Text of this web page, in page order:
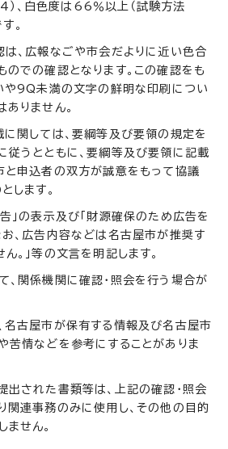
白色度は66％以上（試験方法
。
は、広報なごや市会だよりに近い色合
のでの確認となります。この確認をも
や9Q未満の文字の鮮明な印刷につい
りません。
に関しては、要綱等及び要領の規定を
従うとともに、要綱等及び要領に記載
と申込者の双方が誠意をもって協議
します。
」の表示及び「財源確保のため広告を
お、広告内容などは名古屋市が推奨す
。」等の文言を明記します。
、関係機関に確認・照会を行う場合が
名古屋市が保有する情報及び名古屋市
苦情などを参考にすることがありま
出された書類等は、上記の確認・照会
関連事務のみに使用し、その他の目的
せん。